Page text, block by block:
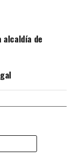
alcaldía de